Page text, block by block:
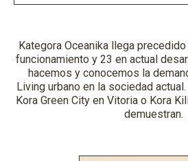
Kategora Oceanika llega
funcionamiento y 23 en actual
hacemos y conocemos la
Living urbano en la sociedad
Kora Green City en Vitoria o Kora
demuestran.